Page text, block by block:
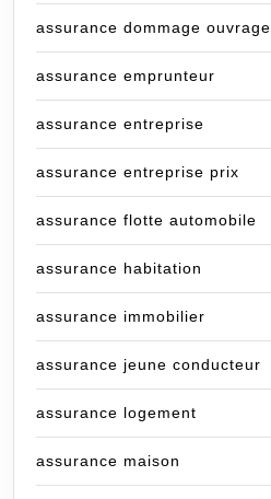
assurance dommage ouvrage
assurance emprunteur
assurance entreprise
assurance entreprise prix
assurance flotte automobile
assurance habitation
assurance immobilier
assurance jeune conducteur
assurance logement
assurance maison